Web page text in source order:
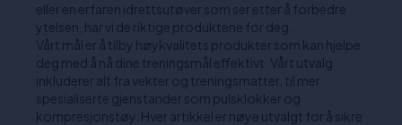
eller en erfaren idrettsutøver som ser etter å forbedre
ytelsen, har vi de riktige produktene for deg.
Vårt mål er å tilby høykvalitets produkter som kan hjelpe
deg med å nå dine treningsmål effektivt. Vårt utvalg
inkluderer alt fra vekter og treningsmatter, til mer
spesialiserte gjenstander som pulsklokker og
kompresjonstøy. Hver artikkel er nøye utvalgt for å sikre